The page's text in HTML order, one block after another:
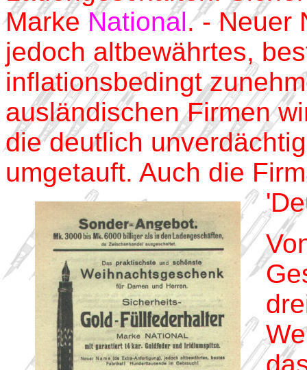
Marke National. - Neuer
jedoch altbewährtes,
inflationsbedingt
ausländischen Firmen
die deutlich
umgetauft. Auch die